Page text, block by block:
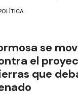
se
el
que